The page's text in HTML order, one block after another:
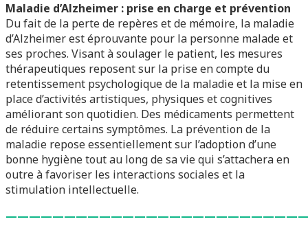
Maladie d’Alzheimer : prise en charge et prévention
Du fait de la perte de repères et de mémoire, la maladie
d’Alzheimer est éprouvante pour la personne malade et
ses proches. Visant à soulager le patient, les mesures
thérapeutiques reposent sur la prise en compte du
retentissement psychologique de la maladie et la mise en
place d’activités artistiques, physiques et cognitives
améliorant son quotidien. Des médicaments permettent
de réduire certains symptômes. La prévention de la
maladie repose essentiellement sur l’adoption d’une
bonne hygiène tout au long de sa vie qui s’attachera en
outre à favoriser les interactions sociales et la
stimulation intellectuelle.